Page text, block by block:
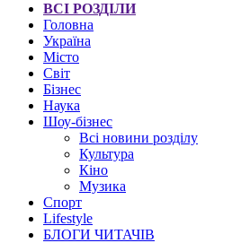
ВСІ РОЗДІЛИ
Головна
Україна
Місто
Світ
Бізнес
Наука
Шоу-бізнес
Всі новини розділу
Культура
Кіно
Музика
Спорт
Lifestyle
БЛОГИ ЧИТАЧІВ